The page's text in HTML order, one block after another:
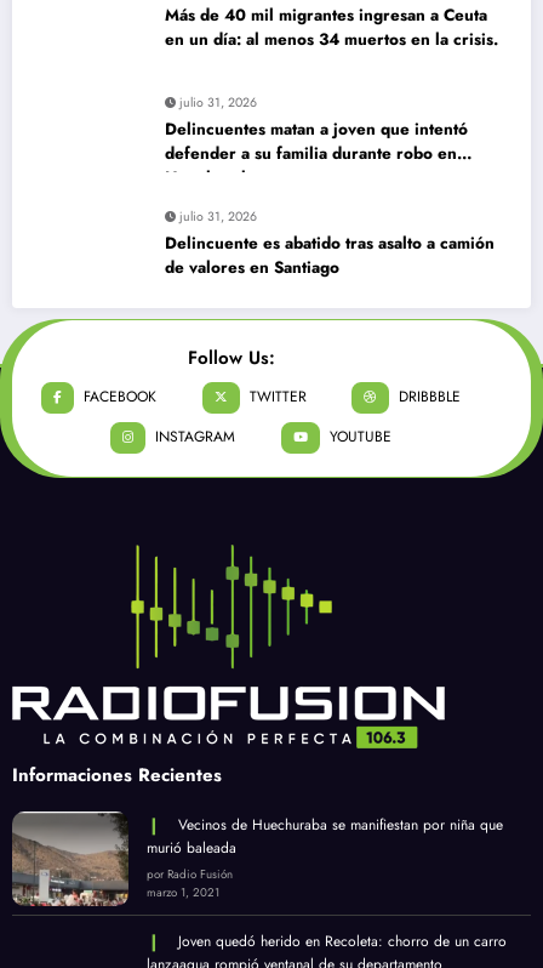
Más de 40 mil migrantes ingresan a Ceuta
en un día: al menos 34 muertos en la crisis.
julio 31, 2026
Delincuentes matan a joven que intentó
defender a su familia durante robo en
Huechuraba
julio 31, 2026
Delincuente es abatido tras asalto a camión
de valores en Santiago
Follow Us:
FACEBOOK TWITTER
DRIBBBLE
INSTAGRAM
YOUTUBE
Informaciones Recientes
Vecinos de Huechuraba se manifiestan por niña que
murió baleada
por Radio Fusión
marzo 1, 2021
Joven quedó herido en Recoleta: chorro de un carro